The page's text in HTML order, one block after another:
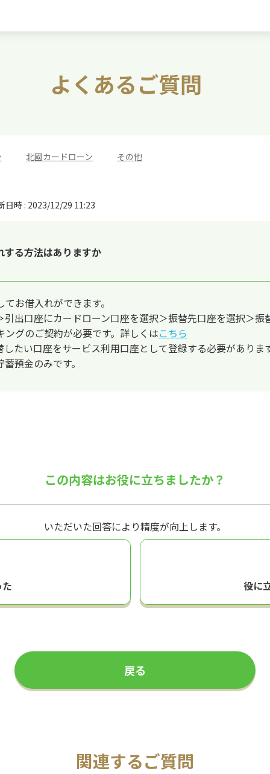
よくあるご質問
北國カードローン その他
日時 : 2023/12/29 11:23
する方法はありますか
てお借入れができます。
出口座にカードローン口座を選択＞振替先口座を選択＞振
グのご契約が必要です。詳しくはこちら
たい口座をサービス利用口座として登録する必要がありま
預金のみです。
この内容はお役に立ちましたか？
いただいた回答により精度が向上します。
役に
戻る
関連するご質問